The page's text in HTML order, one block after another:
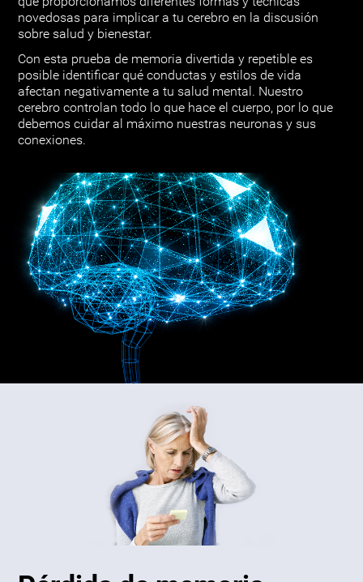
novedosas para implicar a tu cerebro en la discusión
sobre salud y bienestar.
Con esta prueba de memoria divertida y repetible es
posible identificar qué conductas y estilos de vida
afectan negativamente a tu salud mental. Nuestro
cerebro controlan todo lo que hace el cuerpo, por lo que
debemos cuidar al máximo nuestras neuronas y sus
conexiones.